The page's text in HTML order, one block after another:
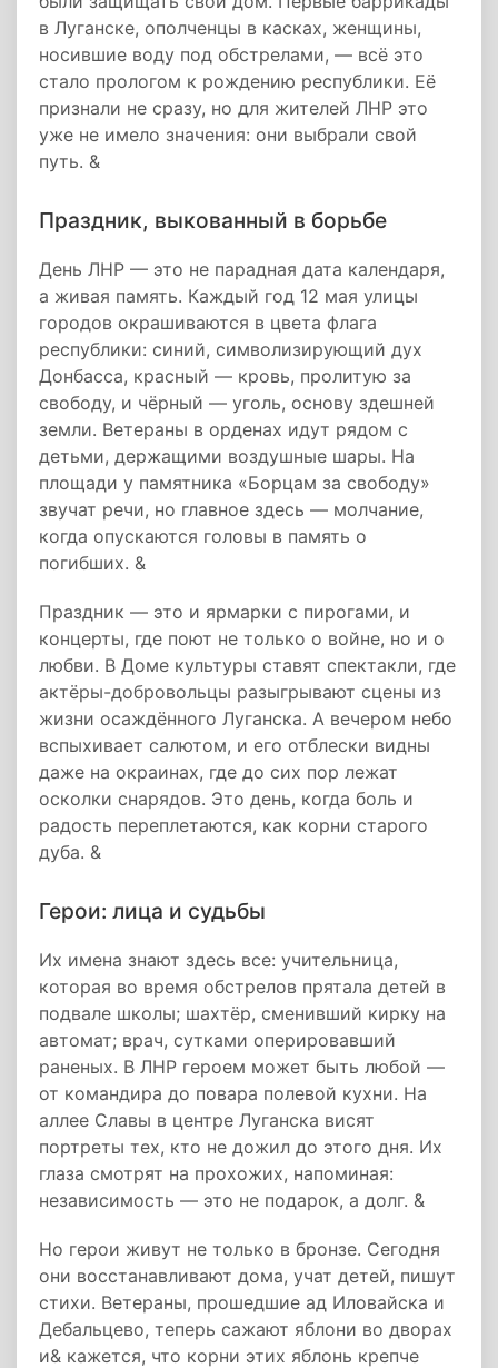
в Луганске, ополченцы в касках, женщины,
носившие воду под обстрелами, — всё это
стало прологом к рождению республики. Её
признали не сразу, но для жителей ЛНР это
уже не имело значения: они выбрали свой
путь. &
Праздник, выкованный в борьбе
День ЛНР — это не парадная дата календаря,
а живая память. Каждый год 12 мая улицы
городов окрашиваются в цвета флага
республики: синий, символизирующий дух
Донбасса, красный — кровь, пролитую за
свободу, и чёрный — уголь, основу здешней
земли. Ветераны в орденах идут рядом с
детьми, держащими воздушные шары. На
площади у памятника «Борцам за свободу»
звучат речи, но главное здесь — молчание,
когда опускаются головы в память о
погибших. &
Праздник — это и ярмарки с пирогами, и
концерты, где поют не только о войне, но и о
любви. В Доме культуры ставят спектакли, где
актёры-добровольцы разыгрывают сцены из
жизни осаждённого Луганска. А вечером небо
вспыхивает салютом, и его отблески видны
даже на окраинах, где до сих пор лежат
осколки снарядов. Это день, когда боль и
радость переплетаются, как корни старого
дуба. &
Герои: лица и судьбы
Их имена знают здесь все: учительница,
которая во время обстрелов прятала детей в
подвале школы; шахтёр, сменивший кирку на
автомат; врач, сутками оперировавший
раненых. В ЛНР героем может быть любой —
от командира до повара полевой кухни. На
аллее Славы в центре Луганска висят
портреты тех, кто не дожил до этого дня. Их
глаза смотрят на прохожих, напоминая:
независимость — это не подарок, а долг. &
Но герои живут не только в бронзе. Сегодня
они восстанавливают дома, учат детей, пишут
стихи. Ветераны, прошедшие ад Иловайска и
Дебальцево, теперь сажают яблони во дворах
и& кажется, что корни этих яблонь крепче